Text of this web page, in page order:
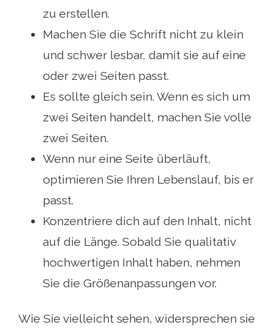
zu erstellen.
Machen Sie die Schrift nicht zu klein
und schwer lesbar, damit sie auf eine
oder zwei Seiten passt.
Es sollte gleich sein. Wenn es sich um
zwei Seiten handelt, machen Sie volle
zwei Seiten.
Wenn nur eine Seite überläuft,
optimieren Sie Ihren Lebenslauf, bis er
passt.
Konzentriere dich auf den Inhalt, nicht
auf die Länge. Sobald Sie qualitativ
hochwertigen Inhalt haben, nehmen
Sie die Größenanpassungen vor.
Wie Sie vielleicht sehen, widersprechen sie